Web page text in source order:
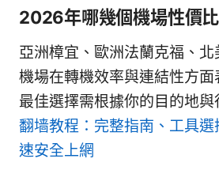
2026年哪幾個機場性價
亞洲樟宜、歐洲法蘭克福、
機場在轉機效率與連結性方
最佳選擇需根據你的目的地與
翻墙教程：完整指南、工具
速安全上網